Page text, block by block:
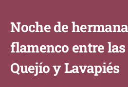
Noche de
flamenco entre
Quejío y Lavapiés